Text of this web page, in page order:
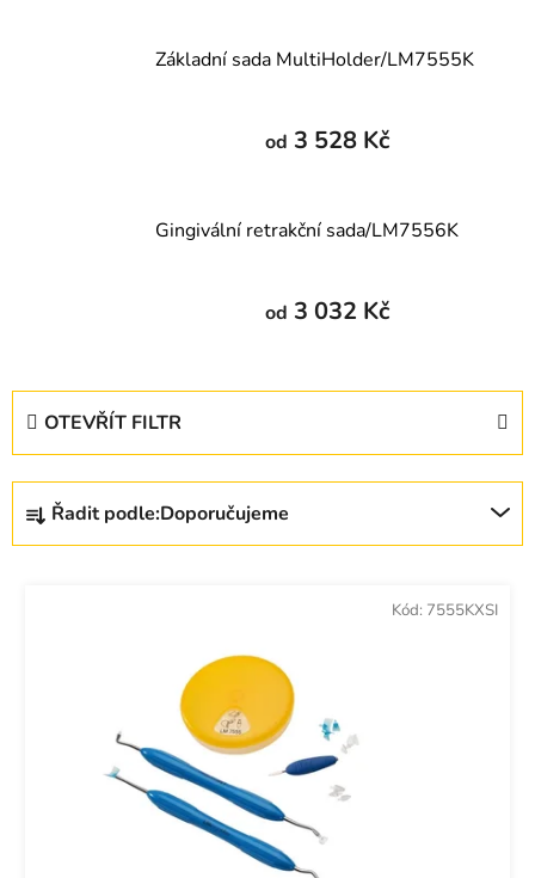
Základní sada MultiHolder/LM7555K
od 3 528 Kč
Gingivální retrakční sada/LM7556K
od 3 032 Kč
Ř
z
Řadit podle:Doporučujeme
OTEVŘÍT FILTR
V
p
Kód: 7555KXSI